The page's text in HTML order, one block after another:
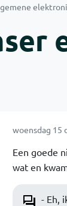
woensdag 15
Een goede
wat en
- Eh,